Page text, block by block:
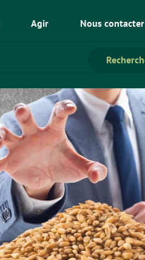
Agir Nous contacter